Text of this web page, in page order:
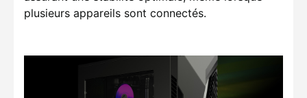
plusieurs appareils sont connectés.